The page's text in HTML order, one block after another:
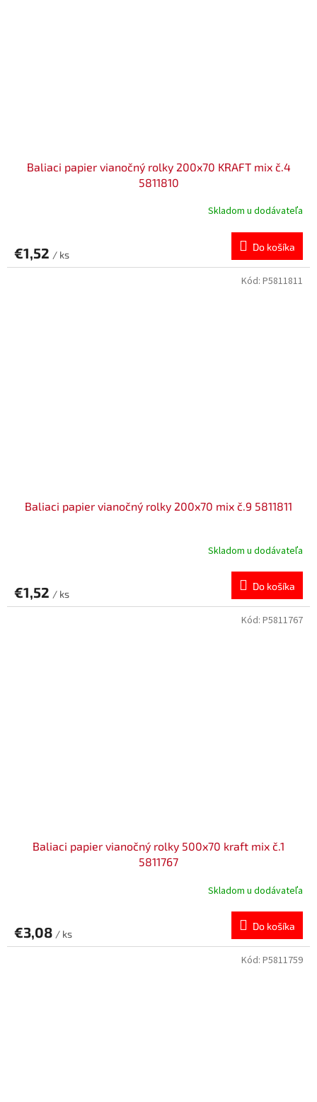
Baliaci papier vianočný rolky 200x70 KRAFT mix č.4
5811810
Skladom u dodávateľa
€1,52 / ks
Do košíka
Baliaci papier vianočný rolky 200x70 mix č.9 5811811
Skladom u dodávateľa
€1,52 / ks
Do košíka
Kód: P5811811
Baliaci papier vianočný rolky 500x70 kraft mix č.1
5811767
Skladom u dodávateľa
€3,08 / ks
Do košíka
Kód: P5811767
Kód: P5811759